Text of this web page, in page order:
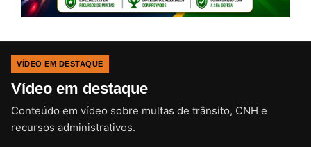
VÍDEO EM DESTAQUE
Vídeo em destaque
Conteúdo em vídeo sobre multas de trânsito, CNH e
recursos administrativos.CLIQUE PARA ATIVAR O SOM